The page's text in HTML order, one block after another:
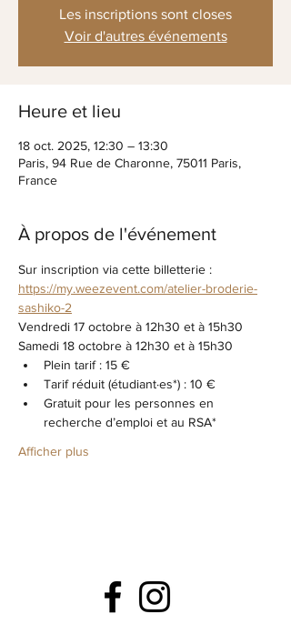
Les inscriptions sont closes
Voir d'autres événements
Heure et lieu
18 oct. 2025, 12:30 – 13:30
Paris, 94 Rue de Charonne, 75011 Paris,
France
À propos de l'événement
Sur inscription via cette billetterie :
https://my.weezevent.com/atelier-broderie-
sashiko-2
Vendredi 17 octobre à 12h30 et à 15h30
Samedi 18 octobre à 12h30 et à 15h30
Plein tarif : 15 €
Tarif réduit (étudiant·es*) : 10 €
Gratuit pour les personnes en
recherche d’emploi et au RSA*
Afficher plus